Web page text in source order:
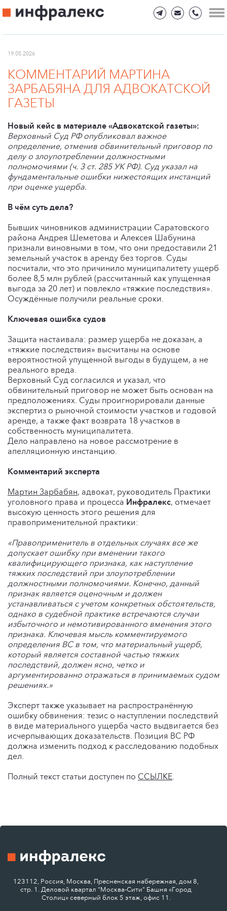
19.05.2026
КОММЕНТАРИЙ МАРТИНА
ЗАРБАБЯНА ДЛЯ АДВОКАТСКОЙ
ГАЗЕТЫ
Новый кейс в материале «Адвокатской газеты»:
Верховный Суд РФ опубликовал важное
определение, отменив обвинительный приговор по
делу о злоупотреблении должностными
полномочиями (ч. 3 ст. 285 УК РФ). Суд указал на
фундаментальные ошибки нижестоящих инстанций
при оценке ущерба.
В чём суть дела?
Бывших чиновников администрации Саратовского
района Андрея Шеметова и Алексея Шабунина
признали виновными в том, что они предоставили 21
земельный участок в аренду без торгов. Суды
посчитали, что это причинило муниципалитету ущерб
более 8,5 млн рублей (рассчитанный как упущенная
выгода за 20 лет) и повлекло «тяжкие последствия».
Осуждённые получили реальные сроки.
Ключевая ошибка судов
Защита настаивала: размер ущерба не доказан, а
«тяжкие последствия» высчитаны на основе
вероятностной упущенной выгоды в будущем, а не
реального вреда.
Верховный Суд согласился и указал, что
обвинительный приговор не может быть основан на
предположениях. Суды проигнорировали данные
экспертиз о рыночной стоимости участков и годовой
аренде, а также факт возврата 18 участков в
собственность муниципалитета.
Дело направлено на новое рассмотрение в
апелляционную инстанцию.
Комментарий эксперта
Мартин Зарбабян, адвокат, руководитель Практики
уголовного права и процесса Инфралекс, отмечает
высокую ценность этого решения для
правоприменительной практики:
«Правоприменитель в отдельных случаях все же
допускает ошибку при вменении такого
квалифицирующего признака, как наступление
тяжких последствий при злоупотреблении
должностными полномочиями. Конечно, данный
признак является оценочным и должен
устанавливаться с учетом конкретных обстоятельств,
однако в судебной практике встречаются случаи
избыточного и немотивированного вменения этого
признака. Ключевая мысль комментируемого
определения ВС в том, что материальный ущерб,
который является составной частью тяжких
последствий, должен ясно, четко и
аргументированно отражаться в принимаемых судом
решениях.»
Эксперт также указывает на распространённую
ошибку обвинения: тезис о наступлении последствий
в виде материального ущерба часто выдвигается без
исчерпывающих доказательств. Позиция ВС РФ
должна изменить подход к расследованию подобных
дел.
Полный текст статьи доступен по ССЫЛКЕ.
123112, Россия, Москва, Пресненская набережная, дом 8,
стр. 1. Деловой квартал "Москва-Сити" Башня «Город
Столиц» северный блок 5 этаж, офис 11.